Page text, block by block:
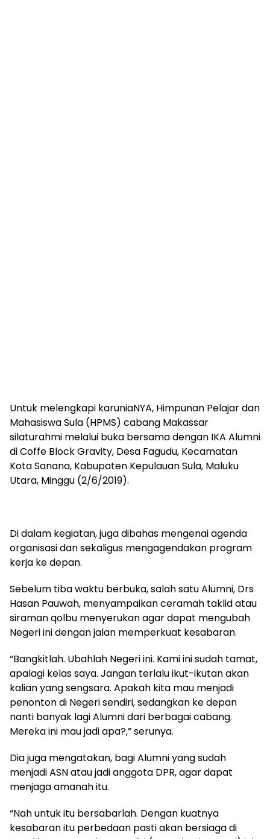
Untuk melengkapi karuniaNYA, Himpunan Pelajar dan
Mahasiswa Sula (HPMS) cabang Makassar
silaturahmi melalui buka bersama dengan IKA Alumni
di Coffe Block Gravity, Desa Fagudu, Kecamatan
Kota Sanana, Kabupaten Kepulauan Sula, Maluku
Utara, Minggu (2/6/2019).
Di dalam kegiatan, juga dibahas mengenai agenda
organisasi dan sekaligus mengagendakan program
kerja ke depan.
Sebelum tiba waktu berbuka, salah satu Alumni, Drs
Hasan Pauwah, menyampaikan ceramah taklid atau
siraman qolbu menyerukan agar dapat mengubah
Negeri ini dengan jalan memperkuat kesabaran.
“Bangkitlah. Ubahlah Negeri ini. Kami ini sudah tamat,
apalagi kelas saya. Jangan terlalu ikut-ikutan akan
kalian yang sengsara. Apakah kita mau menjadi
penonton di Negeri sendiri, sedangkan ke depan
nanti banyak lagi Alumni dari berbagai cabang.
Mereka ini mau jadi apa?,” serunya.
Dia juga mengatakan, bagi Alumni yang sudah
menjadi ASN atau jadi anggota DPR, agar dapat
menjaga amanah itu.
“Nah untuk itu bersabarlah. Dengan kuatnya
kesabaran itu perbedaan pasti akan bersiaga di